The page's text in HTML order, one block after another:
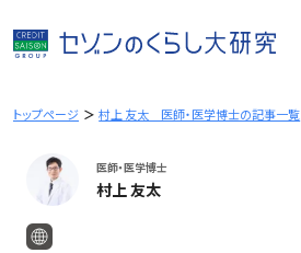
容
を
キトップページ 村上 友太 医師・医学博士の記事一覧
医師・医学博士
村上 友太